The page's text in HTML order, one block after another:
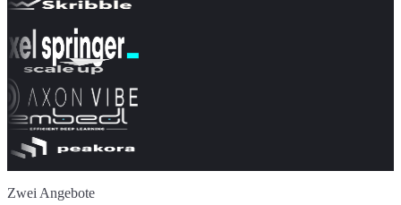
Zwei Angebote